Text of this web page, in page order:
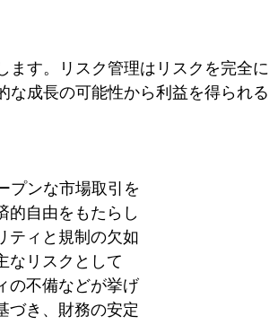
ます。リスク管理はリスクを完全に
成長の可能性から利益を得られる
プンな市場取引を
的自由をもたらし
ティと規制の欠如
なリスクとして
の不備などが挙げ
づき、財務の安定